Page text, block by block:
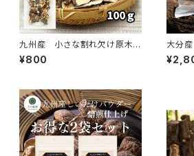
九州産 小さな割れ欠け原木
椎茸 100ｇ
¥800
大分
4個＋